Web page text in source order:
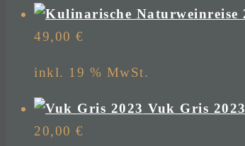
49,00 €
inkl. 19 % MwSt.
Vuk Gris 2023
20,00 €